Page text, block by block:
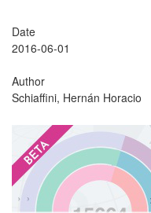
Date
2016-06-01
Author
Schiaffini, Hernán Horacio